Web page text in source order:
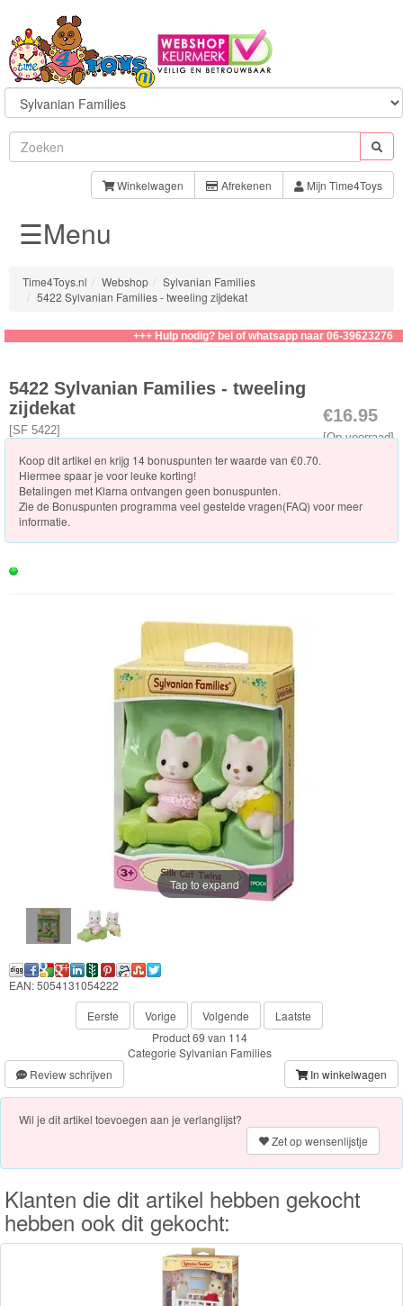
Winkelwagen Afrekenen Mijn Time4Toys
Sylvanian
Families
Families
Baby
Kapsalon
School/Kinderopvang
Vakantie
Winkels
Dokter/Tandarts
Seizoenen/Specials
Verrassinszakjes
en
Inrichting
Town
Series
Aquabeads
Baby
Born
Baby
Annabell
Knuffels
☰Menu
Time4Toys.nl Webshop
Sylvanian Families
5422 Sylvanian Families - tweeling zijdekat
+++ Hulp nodig? bel of whatsapp naar 06-39623276
€16.95
[Op voorraad]
5422 Sylvanian Families - tweeling
zijdekat
[SF 5422]
Koop dit artikel en krijg 14 bonuspunten ter waarde van €0.70.
Hiermee spaar je voor leuke korting!
Betalingen met Klarna ontvangen geen bonuspunten.
Zie de Bonuspunten programma veel gestelde vragen(FAQ) voor meer
informatie.
Tap to expand
EAN: 5054131054222
Eerste
Vorige Volgende
Laatste
Product 69 van 114
Categorie Sylvanian Families
Review schrijven
In winkelwagen
Wil je dit artikel toevoegen aan je verlanglijst?
Zet op wensenlijstje
Klanten die dit artikel hebben gekocht
hebben ook dit gekocht: